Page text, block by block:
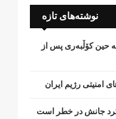
نوشته‌های تازه
حین کۆڵبەری پس از
امنیتی رژیم ایران
جانش در خطر است